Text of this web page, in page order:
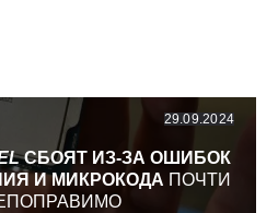
29.09.2024
СБОЯТ ИЗ-ЗА ОШИБОК
И МИКРОКОДА ПОЧТИ